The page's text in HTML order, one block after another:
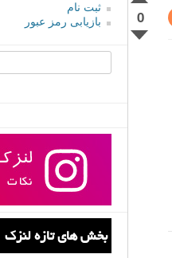
0
ثبت نام
بازیابی رمز عبور
بخش های تازه لنزک